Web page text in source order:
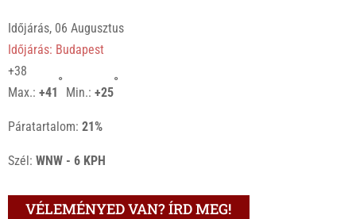
Időjárás, 06 Augusztus
Időjárás: Budapest
+38
Max.:+41
°
Min.:+25
°
Páratartalom:21%
Szél:WNW - 6 KPH
VÉLEMÉNYED VAN? ÍRD MEG!